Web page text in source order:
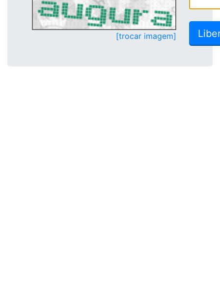
[trocar imagem]